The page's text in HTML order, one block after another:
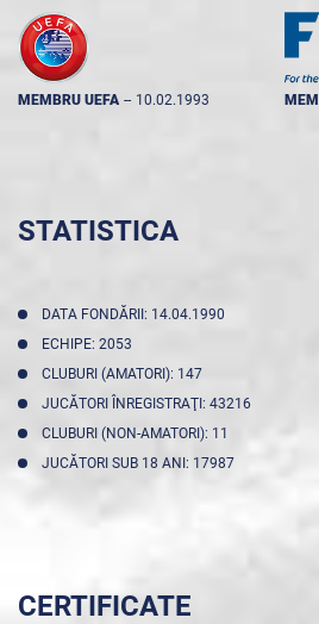
MEMBRU UEFA -- 10.02.1993
STATISTICA
DATA FONDĂRII: 14.04.1990
ECHIPE: 2053
CLUBURI (AMATORI): 147
JUCĂTORI ÎNREGISTRAŢI: 43216
CLUBURI (NON-AMATORI): 11
JUCĂTORI SUB 18 ANI: 17987
CERTIFICATE